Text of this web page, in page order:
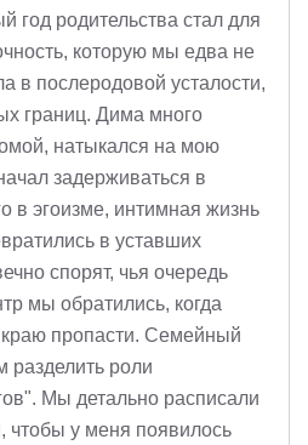
год родительства стал для
которую мы едва не
в послеродовой усталости,
границ. Дима много
натыкался на мою
задерживаться в
в эгоизме, интимная жизнь
в уставших
спорят, чья очередь
мы обратились, когда
краю пропасти. Семейный
разделить роли
Мы детально расписали
чтобы у меня появилось